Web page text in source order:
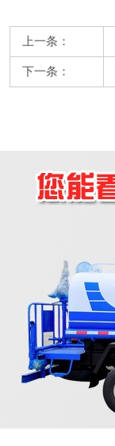
上一条：
下一条：